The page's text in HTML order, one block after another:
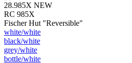
28.985X NEW
RC 985X
Fischer Hut "Reversible"
white/​white
black/​white
grey/​white
bottle/​white